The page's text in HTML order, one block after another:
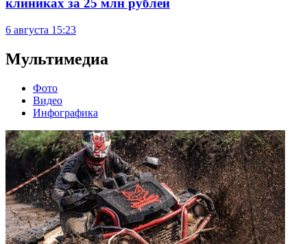
клиниках за 25 млн рублей
6 августа 15:23
Мультимедиа
Фото
Видео
Инфографика